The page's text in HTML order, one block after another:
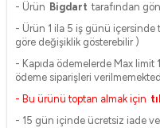
- Ürün Bigdart tarafından
- Ürün 1 ila 5 iş günü içersinde
göre değişiklik gösterebilir )
- Kapıda ödemelerde Max
ödeme siparişleri
- Bu ürünü toptan almak için
- 15 gün içinde ücretsiz iade